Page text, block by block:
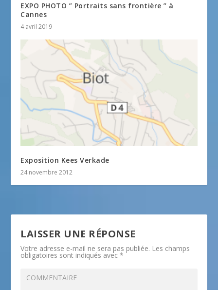
EXPO PHOTO ” Portraits sans frontière ” à
Cannes
4 avril 2019
Exposition Kees Verkade
24 novembre 2012
LAISSER UNE RÉPONSE
Votre adresse e-mail ne sera pas publiée. Les champs
obligatoires sont indiqués avec*